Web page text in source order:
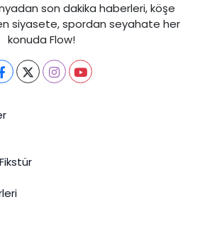
son dakika haberleri, köşe
siyasete, spordan seyahate her
konuda Flow!